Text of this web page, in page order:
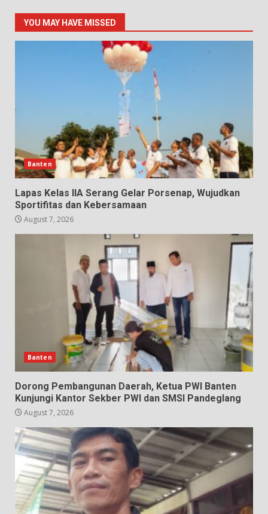
YOU MAY HAVE MISSED
Banten
Lapas Kelas IIA Serang Gelar Porsenap, Wujudkan
Sportifitas dan Kebersamaan
August 7, 2026
Banten
Dorong Pembangunan Daerah, Ketua PWI Banten
Kunjungi Kantor Sekber PWI dan SMSI Pandeglang
August 7, 2026